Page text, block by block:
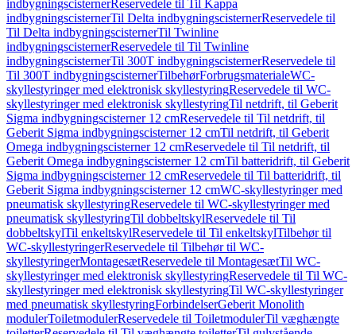
indbygningscisternerReservedele til Til Kappa
indbygningscisternerTil Delta indbygningscisternerReservedele til
Til Delta indbygningscisternerTil Twinline
indbygningscisternerReservedele til Til Twinline
indbygningscisternerTil 300T indbygningscisternerReservedele til
Til 300T indbygningscisternerTilbehørForbrugsmaterialeWC-
skyllestyringer med elektronisk skyllestyringReservedele til WC-
skyllestyringer med elektronisk skyllestyringTil netdrift, til Geberit
Sigma indbygningscisterner 12 cmReservedele til Til netdrift, til
Geberit Sigma indbygningscisterner 12 cmTil netdrift, til Geberit
Omega indbygningscisterner 12 cmReservedele til Til netdrift, til
Geberit Omega indbygningscisterner 12 cmTil batteridrift, til Geberit
Sigma indbygningscisterner 12 cmReservedele til Til batteridrift, til
Geberit Sigma indbygningscisterner 12 cmWC-skyllestyringer med
pneumatisk skyllestyringReservedele til WC-skyllestyringer med
pneumatisk skyllestyringTil dobbeltskylReservedele til Til
dobbeltskylTil enkeltskylReservedele til Til enkeltskylTilbehør til
WC-skyllestyringerReservedele til Tilbehør til WC-
skyllestyringerMontagesætReservedele til MontagesætTil WC-
skyllestyringer med elektronisk skyllestyringReservedele til Til WC-
skyllestyringer med elektronisk skyllestyringTil WC-skyllestyringer
med pneumatisk skyllestyringForbindelserGeberit Monolith
modulerToiletmodulerReservedele til ToiletmodulerTil væghængte